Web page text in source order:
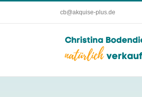
Inhalt
cb@akquise-plus.de